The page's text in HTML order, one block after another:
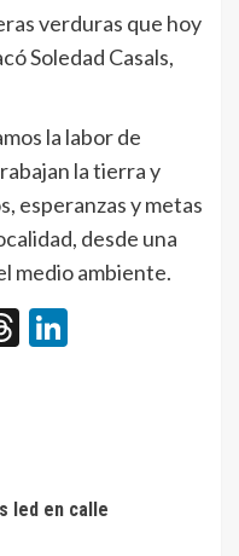
verduras que hoy
Soledad Casals,
la labor de
la tierra y
esperanzas y metas
desde una
medio ambiente.
Threads
led en calle